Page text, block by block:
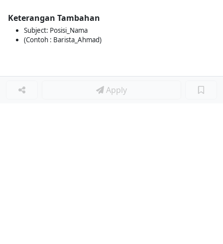
Keterangan Tambahan
Subject: Posisi_Nama
(Contoh : Barista_Ahmad)
Apply